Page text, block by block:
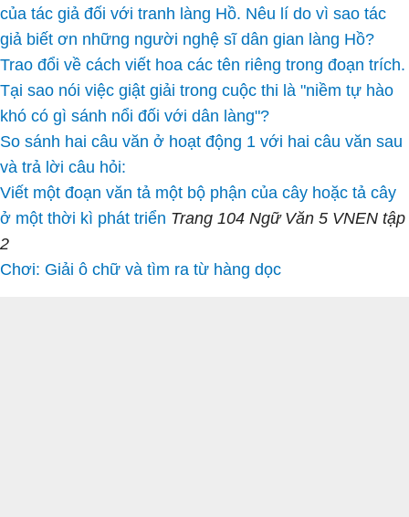
của tác giả đối với tranh làng Hồ. Nêu lí do vì sao tác
giả biết ơn những người nghệ sĩ dân gian làng Hồ?
Trao đổi về cách viết hoa các tên riêng trong đoạn trích.
Tại sao nói việc giật giải trong cuộc thi là "niềm tự hào
khó có gì sánh nổi đối với dân làng"?
So sánh hai câu văn ở hoạt động 1 với hai câu văn sau
và trả lời câu hỏi:
Viết một đoạn văn tả một bộ phận của cây hoặc tả cây
ở một thời kì phát triển Trang 104 Ngữ Văn 5 VNEN tập
2
Chơi: Giải ô chữ và tìm ra từ hàng dọc